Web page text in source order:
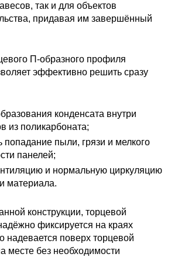
так и для объектов
придавая им завершённый
П-образного профиля
эффективно решить сразу
конденсата внутри
из поликарбоната;
попадание пыли, грязи и мелкого
панелей;
и нормальную циркуляцию
материала.
конструкции, торцевой
фиксируется на краях
надевается поверх торцевой
месте без необходимости